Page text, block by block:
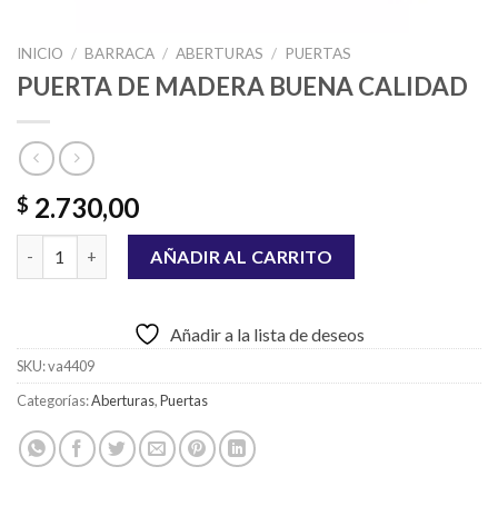
INICIO / BARRACA / ABERTURAS / PUERTAS
PUERTA DE MADERA BUENA CALIDAD
$ 2.730,00
PUERTA DE MADERA BUENA CALIDAD cantidad
AÑADIR AL CARRITO
Añadir a la lista de deseos
SKU:va4409
Categorías:Aberturas,Puertas